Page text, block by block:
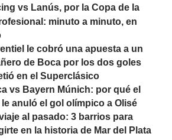
vs Lanús, por la Copa de la
minuto a minuto, en
le cobró una apuesta a un
de Boca por los dos goles
en el Superclásico
vs Bayern Múnich: por qué el
anuló el gol olímpico a Olisé
al pasado: 3 barrios para
en la historia de Mar del Plata